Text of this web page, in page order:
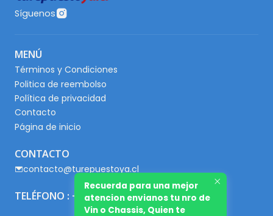
Síguenos
MENÚ
Términos y Condiciones
Politica de reembolso
Política de privacidad
Contacto
Página de inicio
CONTACTO
contacto@turepuestoya.cl
TELÉFONO : +56 9 65667345
Recuerda para una mejor
atencion envianos tu nro de
Vin o Chassis, Quien te